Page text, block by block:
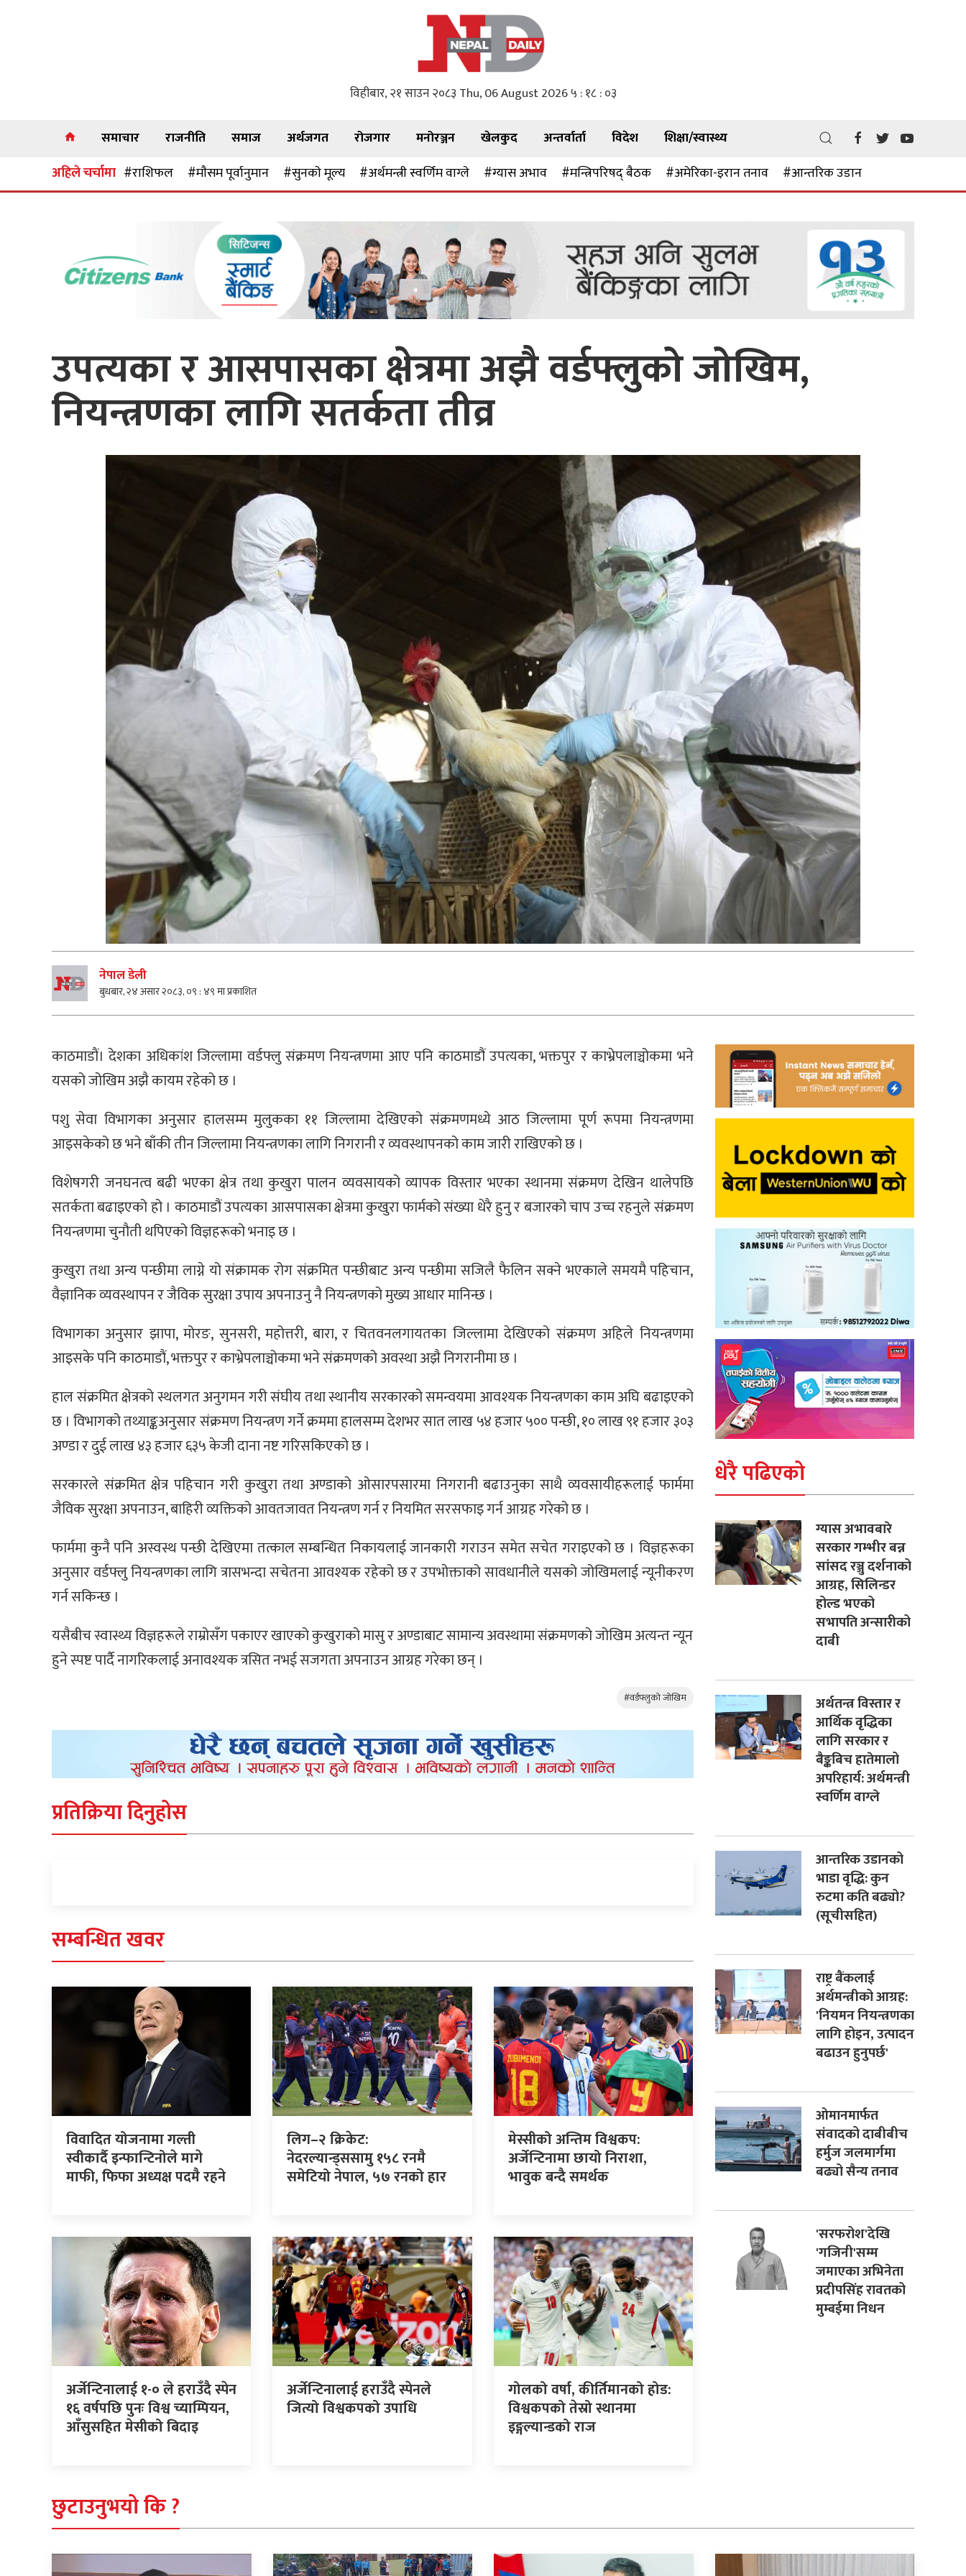
विहीबार, २१ साउन २०८३ Thu, 06 August 2026५ : १८ : ०५
समाचार राजनीति समाज अर्थजगत रोजगार मनोरञ्जन खेलकुद अन्तर्वार्ता विदेश शिक्षा/स्वास्थ्य
अहिले चर्चामा #राशिफल #माैसम पूर्वानुमान #सुनकाे मूल्य #अर्थमन्त्री स्वर्णिम वाग्ले #ग्यास अभाव #मन्त्रिपरिषद् बैठक #अमेरिका-इरान तनाव #आन्तरिक उडान
उपत्यका र आसपासका क्षेत्रमा अझै वर्डफ्लुको जोखिम,
नियन्त्रणका लागि सतर्कता तीव्र
नेपाल डेली
बुधबार, २४ असार २०८३, ०९ : ४९ मा प्रकाशित
काठमाडाैं। देशका अधिकांश जिल्लामा वर्डफ्लु संक्रमण नियन्त्रणमा आए पनि काठमाडौं उपत्यका, भक्तपुर र काभ्रेपलाञ्चोकमा भने
यसको जोखिम अझै कायम रहेको छ ।
पशु सेवा विभागका अनुसार हालसम्म मुलुकका ११ जिल्लामा देखिएको संक्रमणमध्ये आठ जिल्लामा पूर्ण रूपमा नियन्त्रणमा
आइसकेको छ भने बाँकी तीन जिल्लामा नियन्त्रणका लागि निगरानी र व्यवस्थापनको काम जारी राखिएको छ ।
विशेषगरी जनघनत्व बढी भएका क्षेत्र तथा कुखुरा पालन व्यवसायको व्यापक विस्तार भएका स्थानमा संक्रमण देखिन थालेपछि
सतर्कता बढाइएको हो । काठमाडौं उपत्यका आसपासका क्षेत्रमा कुखुरा फार्मको संख्या धेरै हुनु र बजारको चाप उच्च रहनुले संक्रमण
नियन्त्रणमा चुनौती थपिएको विज्ञहरूको भनाइ छ ।
कुखुरा तथा अन्य पन्छीमा लाग्ने यो संक्रामक रोग संक्रमित पन्छीबाट अन्य पन्छीमा सजिलै फैलिन सक्ने भएकाले समयमै पहिचान,
वैज्ञानिक व्यवस्थापन र जैविक सुरक्षा उपाय अपनाउनु नै नियन्त्रणको मुख्य आधार मानिन्छ ।
विभागका अनुसार झापा, मोरङ, सुनसरी, महोत्तरी, बारा, र चितवनलगायतका जिल्लामा देखिएको संक्रमण अहिले नियन्त्रणमा
आइसके पनि काठमाडौं, भक्तपुर र काभ्रेपलाञ्चोकमा भने संक्रमणको अवस्था अझै निगरानीमा छ ।
हाल संक्रमित क्षेत्रको स्थलगत अनुगमन गरी संघीय तथा स्थानीय सरकारको समन्वयमा आवश्यक नियन्त्रणका काम अघि बढाइएको
छ । विभागको तथ्याङ्कअनुसार संक्रमण नियन्त्रण गर्ने क्रममा हालसम्म देशभर सात लाख ५४ हजार ५०० पन्छी, १० लाख ९१ हजार ३०३
अण्डा र दुई लाख ४३ हजार ६३५ केजी दाना नष्ट गरिसकिएको छ ।
सरकारले संक्रमित क्षेत्र पहिचान गरी कुखुरा तथा अण्डाको ओसारपसारमा निगरानी बढाउनुका साथै व्यवसायीहरूलाई फार्ममा
जैविक सुरक्षा अपनाउन, बाहिरी व्यक्तिको आवतजावत नियन्त्रण गर्न र नियमित सरसफाइ गर्न आग्रह गरेको छ ।
फार्ममा कुनै पनि अस्वस्थ पन्छी देखिएमा तत्काल सम्बन्धित निकायलाई जानकारी गराउन समेत सचेत गराइएको छ । विज्ञहरूका
अनुसार वर्डफ्लु नियन्त्रणका लागि त्रासभन्दा सचेतना आवश्यक रहेको छ र उपभोक्ताको सावधानीले यसको जोखिमलाई न्यूनीकरण
गर्न सकिन्छ ।
यसैबीच स्वास्थ्य विज्ञहरूले राम्रोसँग पकाएर खाएको कुखुराको मासु र अण्डाबाट सामान्य अवस्थामा संक्रमणको जोखिम अत्यन्त न्यून
हुने स्पष्ट पार्दै नागरिकलाई अनावश्यक त्रसित नभई सजगता अपनाउन आग्रह गरेका छन् ।
#वर्डफ्लुको जोखिम
प्रतिक्रिया दिनुहोस
सम्बन्धित खवर
विवादित योजनामा गल्ती
स्वीकार्दै इन्फान्टिनोले मागे
माफी, फिफा अध्यक्ष पदमै रहने
लिग–२ क्रिकेट:
नेदरल्यान्ड्ससामु १५८ रनमै
समेटियो नेपाल, ५७ रनको हार
मेस्सीको अन्तिम विश्वकप:
अर्जेन्टिनामा छायो निराशा,
भावुक बन्दै समर्थक
अर्जेन्टिनालाई १-० ले हराउँदै स्पेन
१६ वर्षपछि पुनः विश्व च्याम्पियन,
आँसुसहित मेसीको बिदाइ
अर्जेन्टिनालाई हराउँदै स्पेनले
जित्यो विश्वकपको उपाधि
गोलको वर्षा, कीर्तिमानको होड:
विश्वकपको तेस्रो स्थानमा
इङ्गल्यान्डको राज
धेरै पढिएको
ग्यास अभावबारे
सरकार गम्भीर बन्न
सांसद रञ्जु दर्शनाको
आग्रह, सिलिन्डर
होल्ड भएको
सभापति अन्सारीको
दाबी
अर्थतन्त्र विस्तार र
आर्थिक वृद्धिका
लागि सरकार र
बैङ्कबिच हातेमालो
अपरिहार्य: अर्थमन्त्री
स्वर्णिम वाग्ले
आन्तरिक उडानको
भाडा वृद्धि: कुन
रुटमा कति बढ्यो?
(सूचीसहित)
राष्ट्र बैंकलाई
अर्थमन्त्रीको आग्रह:
'नियमन नियन्त्रणका
लागि होइन, उत्पादन
बढाउन हुनुपर्छ'
ओमानमार्फत
संवादको दाबीबीच
हर्मुज जलमार्गमा
बढ्यो सैन्य तनाव
'सरफरोश'देखि
'गजिनी'सम्म
जमाएका अभिनेता
प्रदीपसिंह रावतको
मुम्बईमा निधन
छुटाउनुभयो कि ?